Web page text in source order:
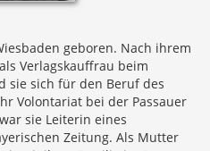
geboren. Nach ihrem
Verlagskauffrau beim
sie sich für den Beruf des
Volontariat bei der Passauer
sie Leiterin eines
Zeitung. Als Mutter